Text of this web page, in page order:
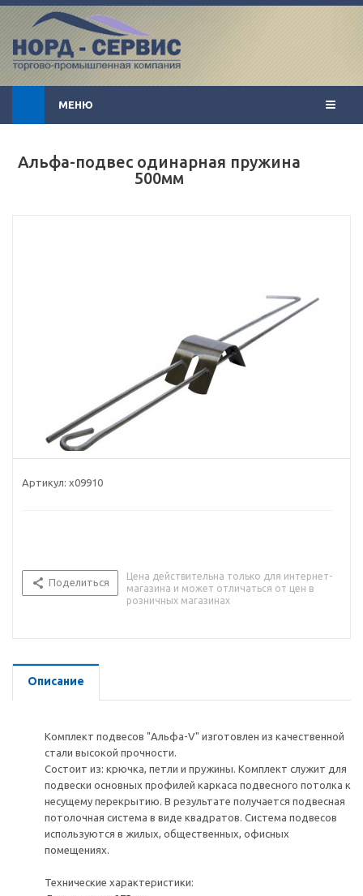
МЕНЮ
Альфа-подвес одинарная пружина
500мм
Артикул: x09910
Поделиться
Цена действительна только для интернет-
магазина и может отличаться от цен в
розничных магазинах
Описание
Комплект подвесов "Альфа-V" изготовлен из качественной
стали высокой прочности.
Состоит из: крючка, петли и пружины. Комплект служит для
подвески основных профилей каркаса подвесного потолка к
несущему перекрытию. В результате получается подвесная
потолочная система в виде квадратов. Система подвесов
используются в жилых, общественных, офисных
помещениях.
Технические характеристики: